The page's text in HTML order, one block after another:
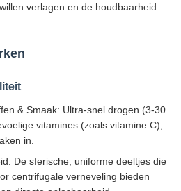
verlagen en de houdbaarheid
& Smaak: Ultra-snel drogen (3-30
vitamines (zoals vitamine C),
in.
De sferische, uniforme deeltjes die
centrifugale verneveling bieden